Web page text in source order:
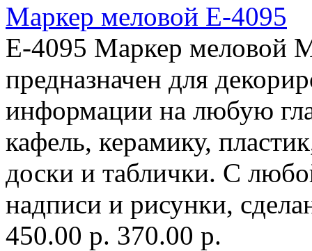
Маркер меловой E-4095
E-4095 Маркер меловой
предназначен для
информации на любую
кафель, керамику,
доски и таблички. С
надписи и рисунки,
450.00 р. 370.00 р.